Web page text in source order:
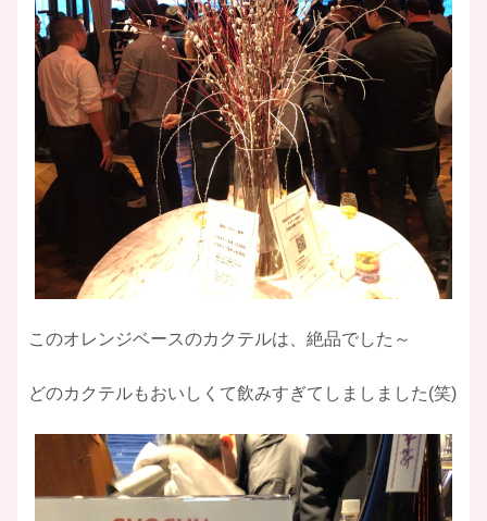
このオレンジベースのカクテルは、絶品でした～
どのカクテルもおいしくて飲みすぎてしましました(笑)